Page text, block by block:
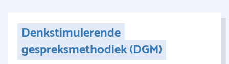
Denkstimulerende
gespreksmethodiek (DGM)